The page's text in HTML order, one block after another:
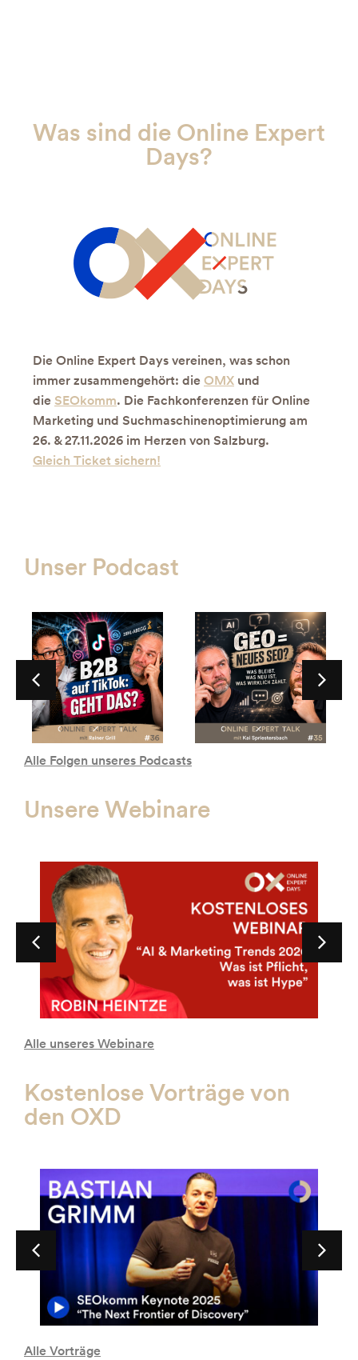
Was sind die Online Expert
Days?
Die Online Expert Days vereinen, was schon
immer zusammengehört: dieOMX und
die SEOkomm. Die Fachkonferenzen für Online
Marketing und Suchmaschinenoptimierung am
26. & 27.11.2026 im Herzen von Salzburg.
Gleich Ticket sichern!
Unser Podcast
Alle Folgen unseres Podcasts
Unsere Webinare
Alle unseres Webinare
Kostenlose Vorträge von
den OXD
Alle Vorträge